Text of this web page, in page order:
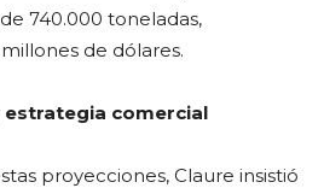
740.000 toneladas,
millones de dólares.
estrategia comercial
proyecciones, Claure insistió